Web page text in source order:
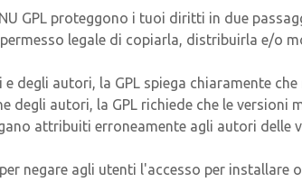
GPL proteggono i tuoi diritti in due
legale di copiarla, distribuirla e/o
degli autori, la GPL spiega chiaramente
degli autori, la GPL richiede che le
attribuiti erroneamente agli autori delle
negare agli utenti l'accesso per installare